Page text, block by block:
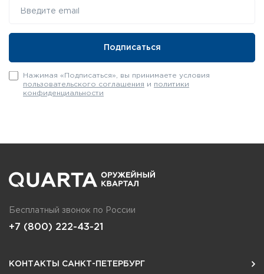
Нажимая «Подписаться», вы принимаете условия
пользовательского соглашения и политики
конфиденциальности
Бесплатный звонок по России
+7 (800) 222-43-21
КОНТАКТЫ САНКТ-ПЕТЕРБУРГ